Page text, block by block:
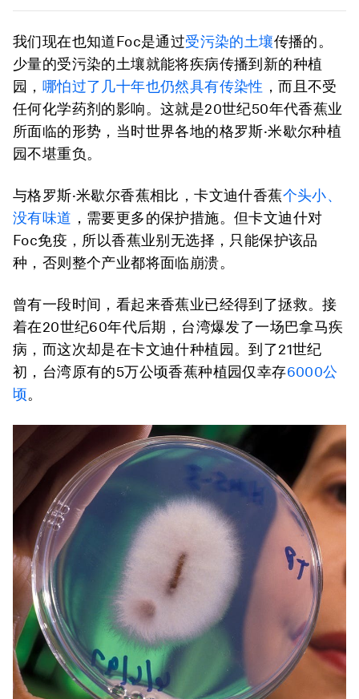
我们现在也知道Foc是通过受污染的土壤传播的。
少量的受污染的土壤就能将疾病传播到新的种植
园， 哪怕过了几十年也仍然具有传染性 ，而且不受
任何化学药剂的影响。这就是20世纪50年代香蕉业
所面临的形势，当时世界各地的格罗斯·米歇尔种植
园不堪重负。
与格罗斯·米歇尔香蕉相比，卡文迪什香蕉个头小、
没有味道 ，需要更多的保护措施。但卡文迪什对
Foc免疫，所以香蕉业别无选择，只能保护该品
种，否则整个产业都将面临崩溃。
曾有一段时间，看起来香蕉业已经得到了拯救。接
着在20世纪60年代后期，台湾爆发了一场巴拿马疾
病，而这次却是在卡文迪什种植园。到了21世纪
初，台湾原有的5万公顷香蕉种植园仅幸存6000公
顷。